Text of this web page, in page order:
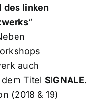
des linken
“
auch
Titel SIGNALE.
(2018 & 19)